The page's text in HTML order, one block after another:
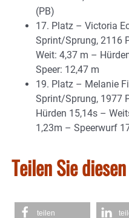
(PB)
17. Platz – Victoria
Sprint/Sprung, 2116
Weit: 4,37 m –
Speer: 12,47 m
19. Platz – Melanie
Sprint/Sprung, 1977
Hürden 15,14s –
1,23m – Speerwurf
Teilen Sie
teilen